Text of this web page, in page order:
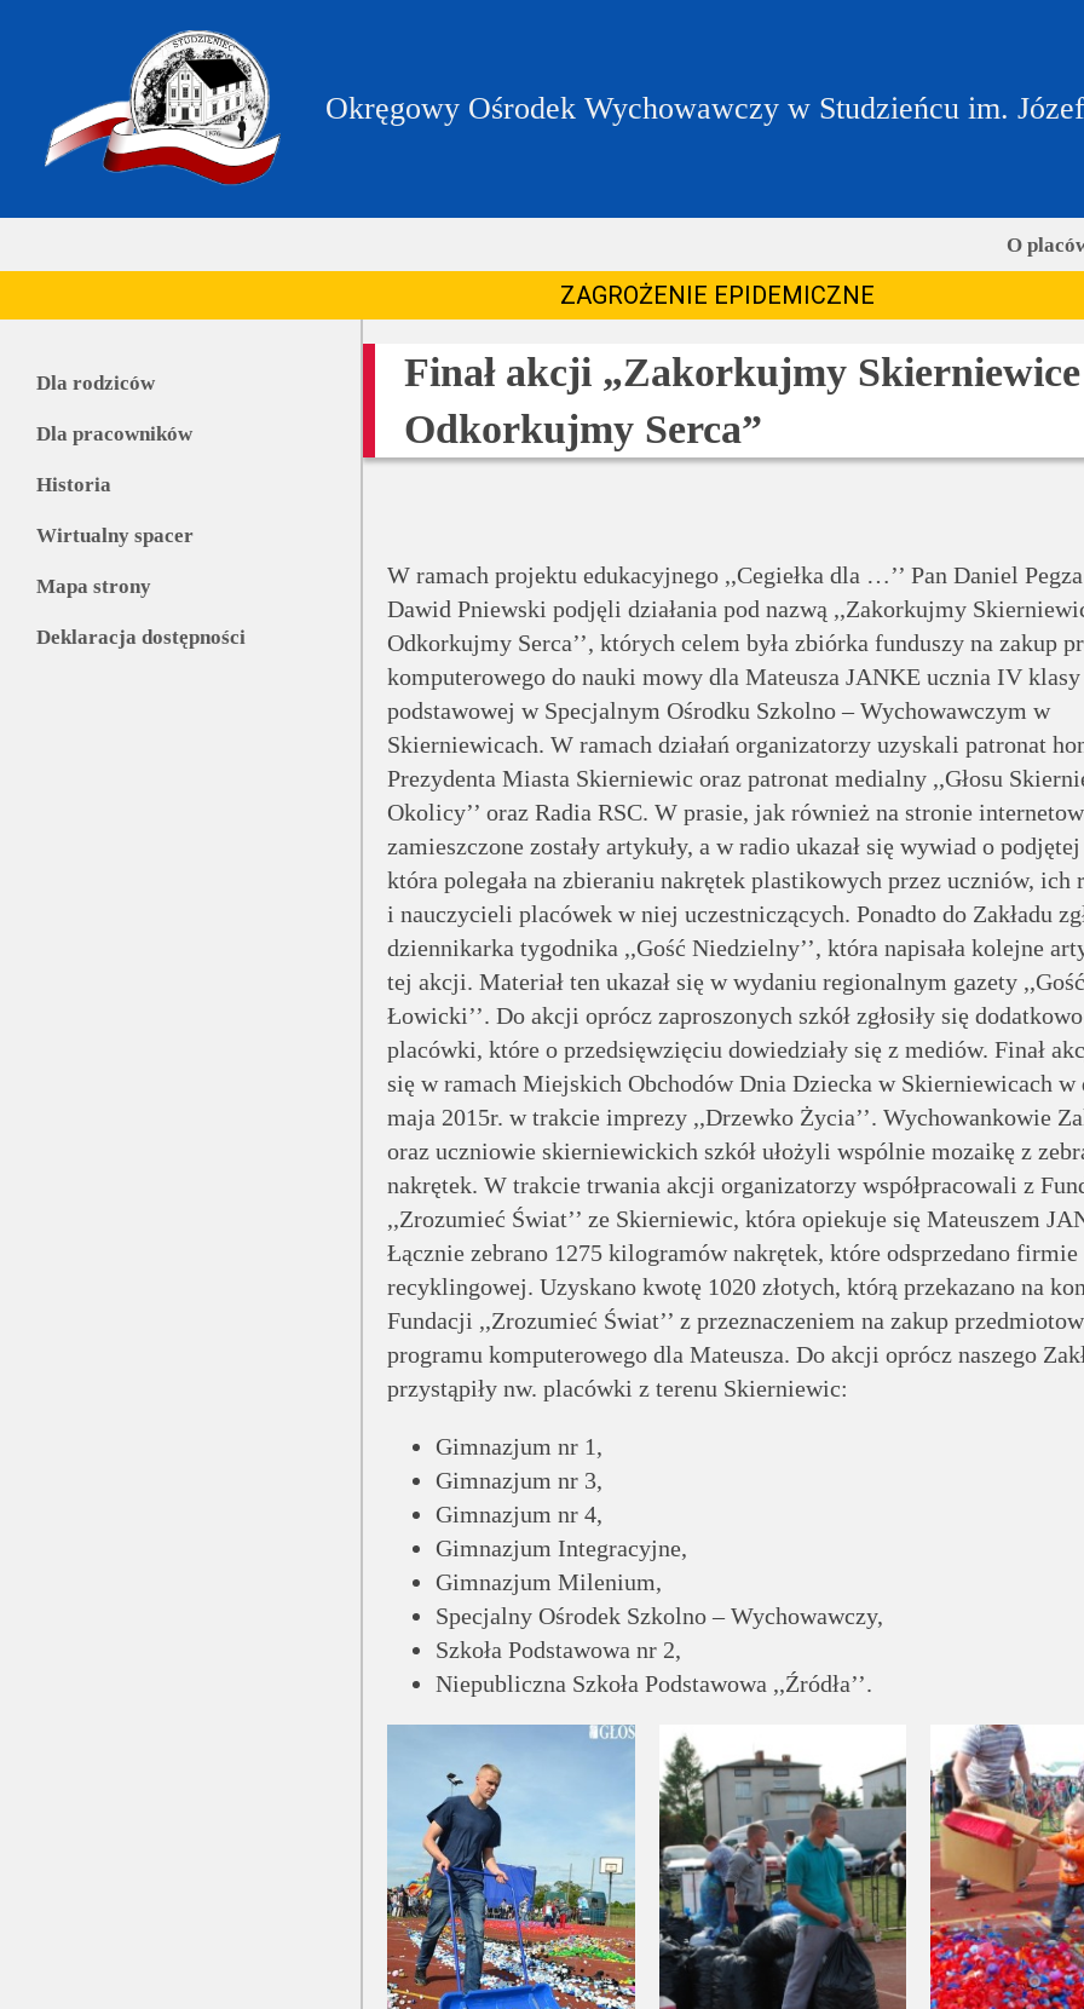
Okręgowy Ośrodek Wychowawczy w Studzieńcu im.
O
ZAGROŻENIE EPIDEMICZNE
Dla rodziców
Dla pracowników
Historia
Wirtualny spacer
Mapa strony
Deklaracja dostępności
Finał akcji „Zakorkujmy Skierniewice
Odkorkujmy Serca”
W ramach projektu edukacyjnego ,,Cegiełka dla …’’ Pan Daniel
Dawid Pniewski podjęli działania pod nazwą ,,Zakorkujmy
Odkorkujmy Serca’’, których celem była zbiórka funduszy na zakup
komputerowego do nauki mowy dla Mateusza JANKE ucznia IV klasy
podstawowej w Specjalnym Ośrodku Szkolno – Wychowawczym w
Skierniewicach. W ramach działań organizatorzy uzyskali patronat
Prezydenta Miasta Skierniewic oraz patronat medialny ,,Głosu
Okolicy’’ oraz Radia RSC. W prasie, jak również na stronie
zamieszczone zostały artykuły, a w radio ukazał się wywiad o
która polegała na zbieraniu nakrętek plastikowych przez uczniów, ich
i nauczycieli placówek w niej uczestniczących. Ponadto do Zakładu
dziennikarka tygodnika ,,Gość Niedzielny’’, która napisała kolejne
tej akcji. Materiał ten ukazał się w wydaniu regionalnym gazety ,,Gość
Łowicki’’. Do akcji oprócz zaproszonych szkół zgłosiły się
placówki, które o przedsięwzięciu dowiedziały się z mediów. Finał
się w ramach Miejskich Obchodów Dnia Dziecka w Skierniewicach w
maja 2015r. w trakcie imprezy ,,Drzewko Życia’’. Wychowankowie
oraz uczniowie skierniewickich szkół ułożyli wspólnie mozaikę z
nakrętek. W trakcie trwania akcji organizatorzy współpracowali z
,,Zrozumieć Świat’’ ze Skierniewic, która opiekuje się Mateuszem
Łącznie zebrano 1275 kilogramów nakrętek, które odsprzedano firmie
recyklingowej. Uzyskano kwotę 1020 złotych, którą przekazano na
Fundacji ,,Zrozumieć Świat’’ z przeznaczeniem na zakup
programu komputerowego dla Mateusza. Do akcji oprócz naszego
przystąpiły nw. placówki z terenu Skierniewic:
Gimnazjum nr 1,
Gimnazjum nr 3,
Gimnazjum nr 4,
Gimnazjum Integracyjne,
Gimnazjum Milenium,
Specjalny Ośrodek Szkolno – Wychowawczy,
Szkoła Podstawowa nr 2,
Niepubliczna Szkoła Podstawowa ,,Źródła’’.